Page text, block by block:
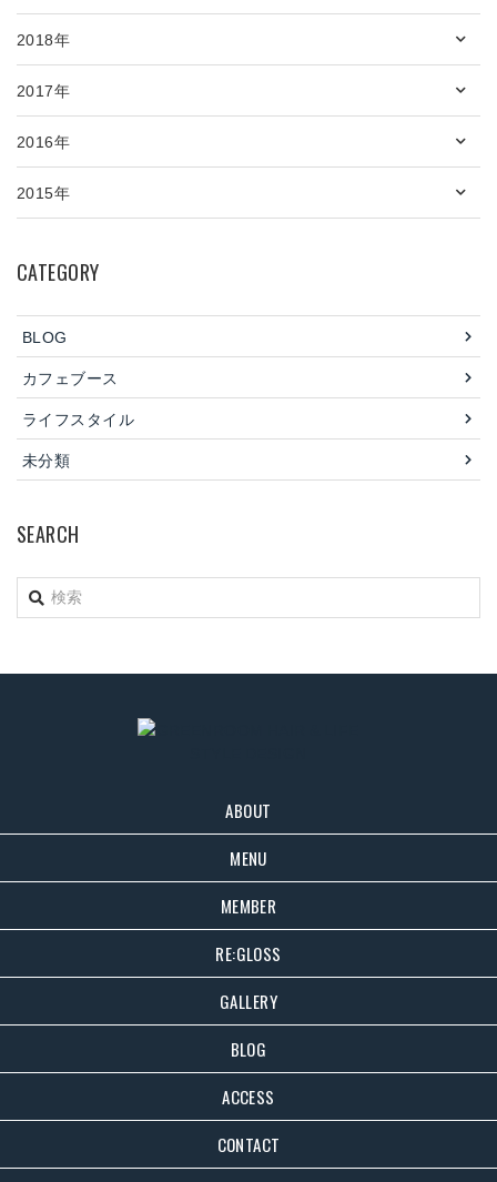
2018年
2017年
2016年
2015年
CATEGORY
BLOG
カフェブース
ライフスタイル
未分類
SEARCH
ABOUT
MENU
MEMBER
RE:GLOSS
GALLERY
BLOG
ACCESS
CONTACT